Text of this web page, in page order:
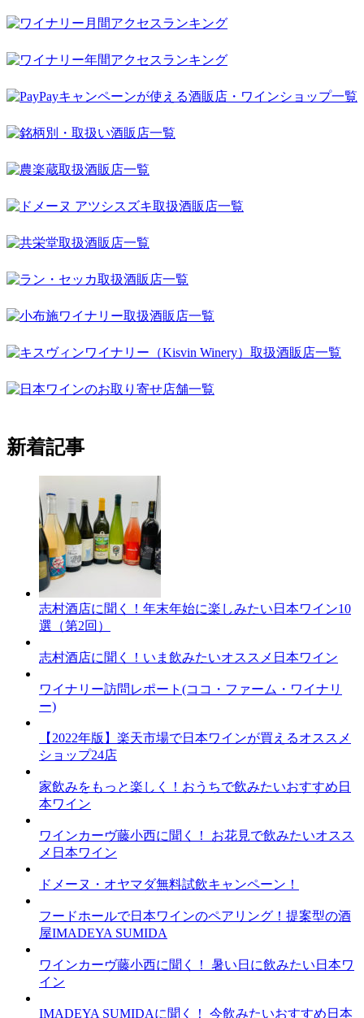
新着記事
志村酒店に聞く！年末年始に楽しみたい日本ワイン10
選（第2回）
志村酒店に聞く！いま飲みたいオススメ日本ワイン
ワイナリー訪問レポート(ココ・ファーム・ワイナリ
ー)
【2022年版】楽天市場で日本ワインが買えるオススメ
ショップ24店
家飲みをもっと楽しく！おうちで飲みたいおすすめ日
本ワイン
ワインカーヴ藤小西に聞く！ お花見で飲みたいオスス
メ日本ワイン
ドメーヌ・オヤマダ無料試飲キャンペーン！
フードホールで日本ワインのペアリング！提案型の酒
屋IMADEYA SUMIDA
ワインカーヴ藤小西に聞く！ 暑い日に飲みたい日本ワ
イン
IMADEYA SUMIDAに聞く！ 今飲みたいおすすめ日本